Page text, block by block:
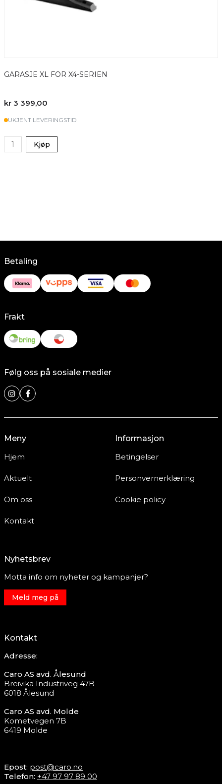
GARASJE XL FOR X4-SERIEN
kr 3 399,00
UKJENT LEVERINGSTID
Kjøp
Betaling
Frakt
Følg oss på sosiale medier
Meny
Hjem
Aktuelt
Om oss
Kontakt
Informasjon
Betingelser
Personvernerklæring
Cookie policy
Nyhetsbrev
Motta info om nyheter og kampanjer?
Meld meg på
Kontakt
Adresse:
Caro AS avd. Ålesund
Breivika Industriveg 47B
6018 Ålesund
Caro AS avd. Molde
Kometvegen 7B
6419 Molde
Epost: post@caro.no
Telefon: +47 97 97 89 00